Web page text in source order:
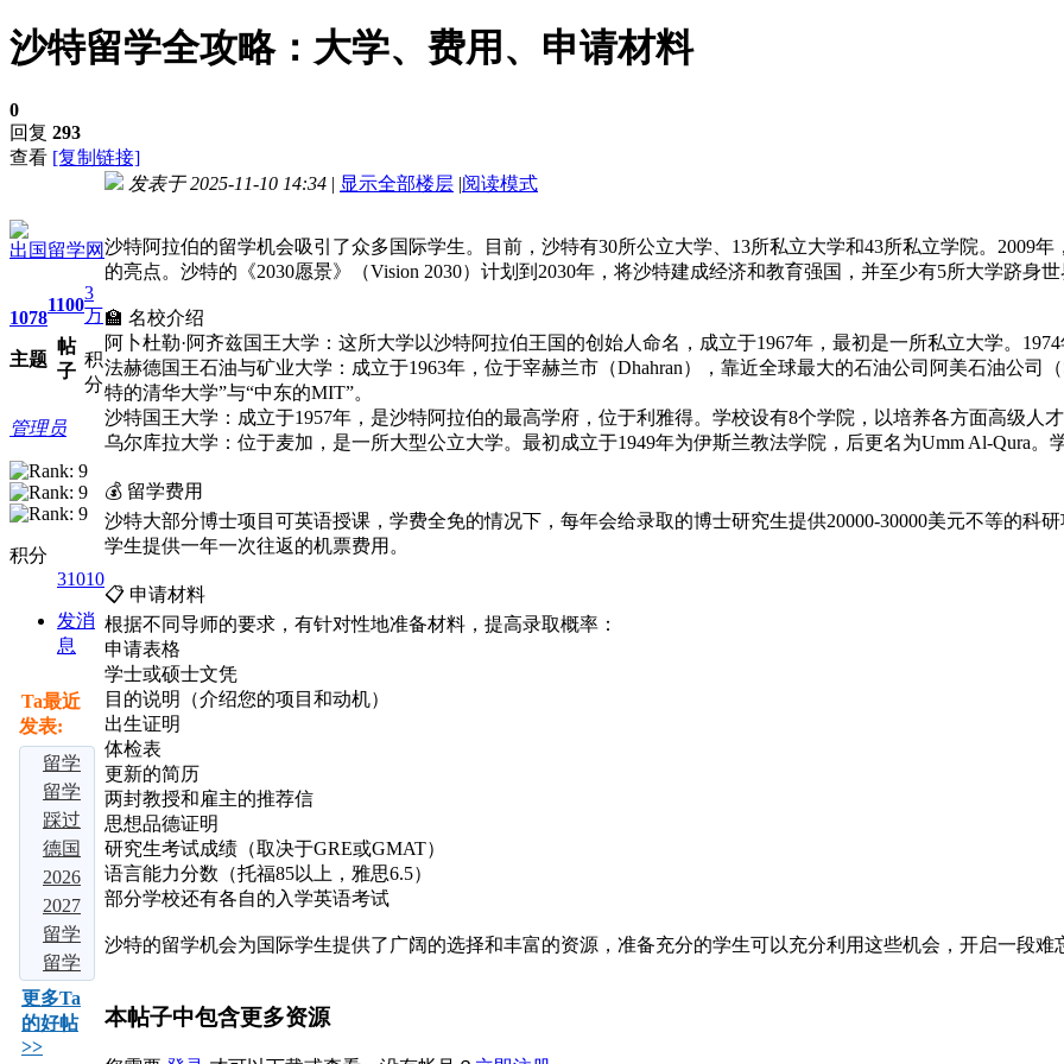
沙特留学全攻略：大学、费用、申请材料
0
回复 293
查看 [复制链接]
出国留学网
1078
主题
1100
帖
子
3
万
积
分
管理员
积分
31010
发消
息
Ta最近
发表:
留学
大局
定
了：
若是
不出
意外
的
话，
2026
年中
留学
择校
别瞎
选！
吃透
这四
大热
门留
学地
区，
踩过
3 家
中介
才敢
说！
2026
五大
留学
机构
德国
留学
爆
火！
免学
费、
好留
下，
2026
多国
留学
中介
实测
对
比：5
2027
届留
学必
看：
申请
海外
留学
申请
全流
程：
2026
留学
申
请：3
个背
更多Ta
的好帖
>>
发表于 2025-11-10 14:34 | 显示全部楼层 |阅读模式
沙特阿拉伯的留学机会吸引了众多国际学生。目前，沙特有30所公立大学、13所私立大学和43所私立学院。2009
的亮点。沙特的《2030愿景》（Vision 2030）计划到2030年，将沙特建成经济和教育强国，并至少有5所大学跻身世
🏫 名校介绍
阿卜杜勒·阿齐兹国王大学：这所大学以沙特阿拉伯王国的创始人命名，成立于1967年，最初是一所私立大学。
法赫德国王石油与矿业大学：成立于1963年，位于宰赫兰市（Dhahran），靠近全球最大的石油公司阿美石油公司
特的清华大学”与“中东的MIT”。
沙特国王大学：成立于1957年，是沙特阿拉伯的最高学府，位于利雅得。学校设有8个学院，以培养各方面高级人
乌尔库拉大学：位于麦加，是一所大型公立大学。最初成立于1949年为伊斯兰教法学院，后更名为Umm Al-Qura。
💰 留学费用
沙特大部分博士项目可英语授课，学费全免的情况下，每年会给录取的博士研究生提供20000-30000美元不等的科
学生提供一年一次往返的机票费用。
📋 申请材料
根据不同导师的要求，有针对性地准备材料，提高录取概率：
申请表格
学士或硕士文凭
目的说明（介绍您的项目和动机）
出生证明
体检表
更新的简历
两封教授和雇主的推荐信
思想品德证明
研究生考试成绩（取决于GRE或GMAT）
语言能力分数（托福85以上，雅思6.5）
部分学校还有各自的入学英语考试
沙特的留学机会为国际学生提供了广阔的选择和丰富的资源，准备充分的学生可以充分利用这些机会，开启一段难
本帖子中包含更多资源